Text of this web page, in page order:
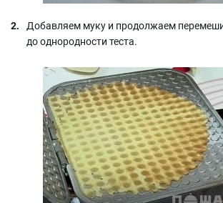
Добавляем муку и продолжаем
до однородности теста.